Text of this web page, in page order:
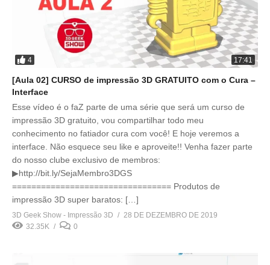
4 17:41
[Aula 02] CURSO de impressão 3D GRATUITO com o Cura –
Interface
Esse vídeo é o faZ parte de uma série que será um curso de
impressão 3D gratuito, vou compartilhar todo meu
conhecimento no fatiador cura com você! E hoje veremos a
interface. Não esquece seu like e aproveite!! Venha fazer parte
do nosso clube exclusivo de membros:
▶http://bit.ly/SejaMembro3DGS
================================= Produtos de
impressão 3D super baratos: […]
3D Geek Show - Impressão 3D
28 DE DEZEMBRO DE 2019
32.35K
0